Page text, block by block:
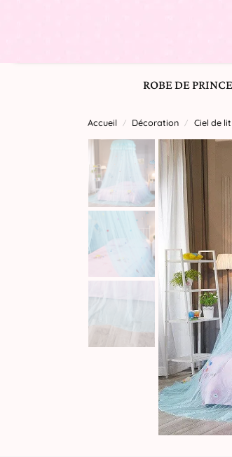
ROBE DE
Accueil / Décoration / Ciel de lit